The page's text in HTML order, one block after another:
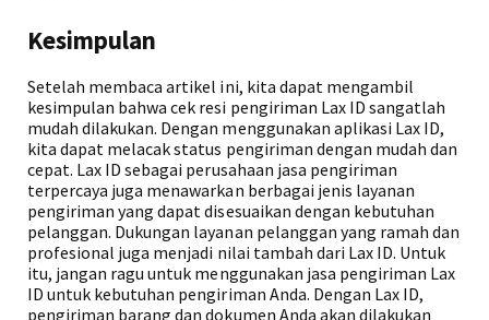
Kesimpulan
Setelah membaca artikel ini, kita dapat mengambil
kesimpulan bahwa cek resi pengiriman Lax ID sangatlah
mudah dilakukan. Dengan menggunakan aplikasi Lax ID,
kita dapat melacak status pengiriman dengan mudah dan
cepat. Lax ID sebagai perusahaan jasa pengiriman
terpercaya juga menawarkan berbagai jenis layanan
pengiriman yang dapat disesuaikan dengan kebutuhan
pelanggan. Dukungan layanan pelanggan yang ramah dan
profesional juga menjadi nilai tambah dari Lax ID. Untuk
itu, jangan ragu untuk menggunakan jasa pengiriman Lax
ID untuk kebutuhan pengiriman Anda. Dengan Lax ID,
pengiriman barang dan dokumen Anda akan dilakukan